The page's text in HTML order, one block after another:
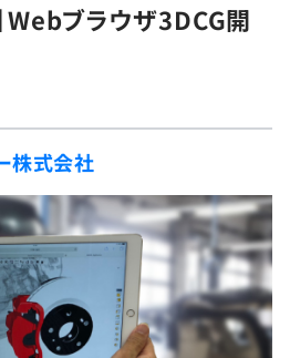
Webブラウザ3DCG開
株式会社